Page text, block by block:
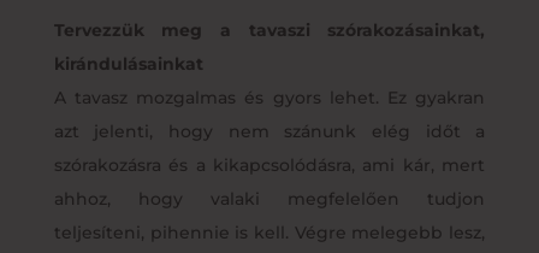
Tervezzük meg a tavaszi szórakozásainkat,
kirándulásainkat
A tavasz mozgalmas és gyors lehet. Ez gyakran
azt jelenti, hogy nem szánunk elég időt a
szórakozásra és a kikapcsolódásra, ami kár, mert
ahhoz, hogy valaki megfelelően tudjon
teljesíteni, pihennie is kell. Végre melegebb lesz,